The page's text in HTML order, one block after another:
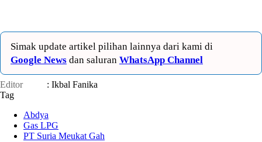
Simak update artikel pilihan lainnya dari kami di
Google News dan saluran WhatsApp Channel
Editor
: Ikbal Fanika
Tag
Abdya
Gas LPG
PT Suria Meukat Gah